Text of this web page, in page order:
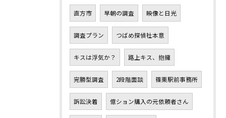
直方市 早朝の調査 映像と日光
調査プラン つばめ探偵社本意
キスは浮気か？ 路上キス、抱擁
完勝型調査 2段階面談 篠栗駅前事務所
訴訟決着 億ション購入の元依頼者さん